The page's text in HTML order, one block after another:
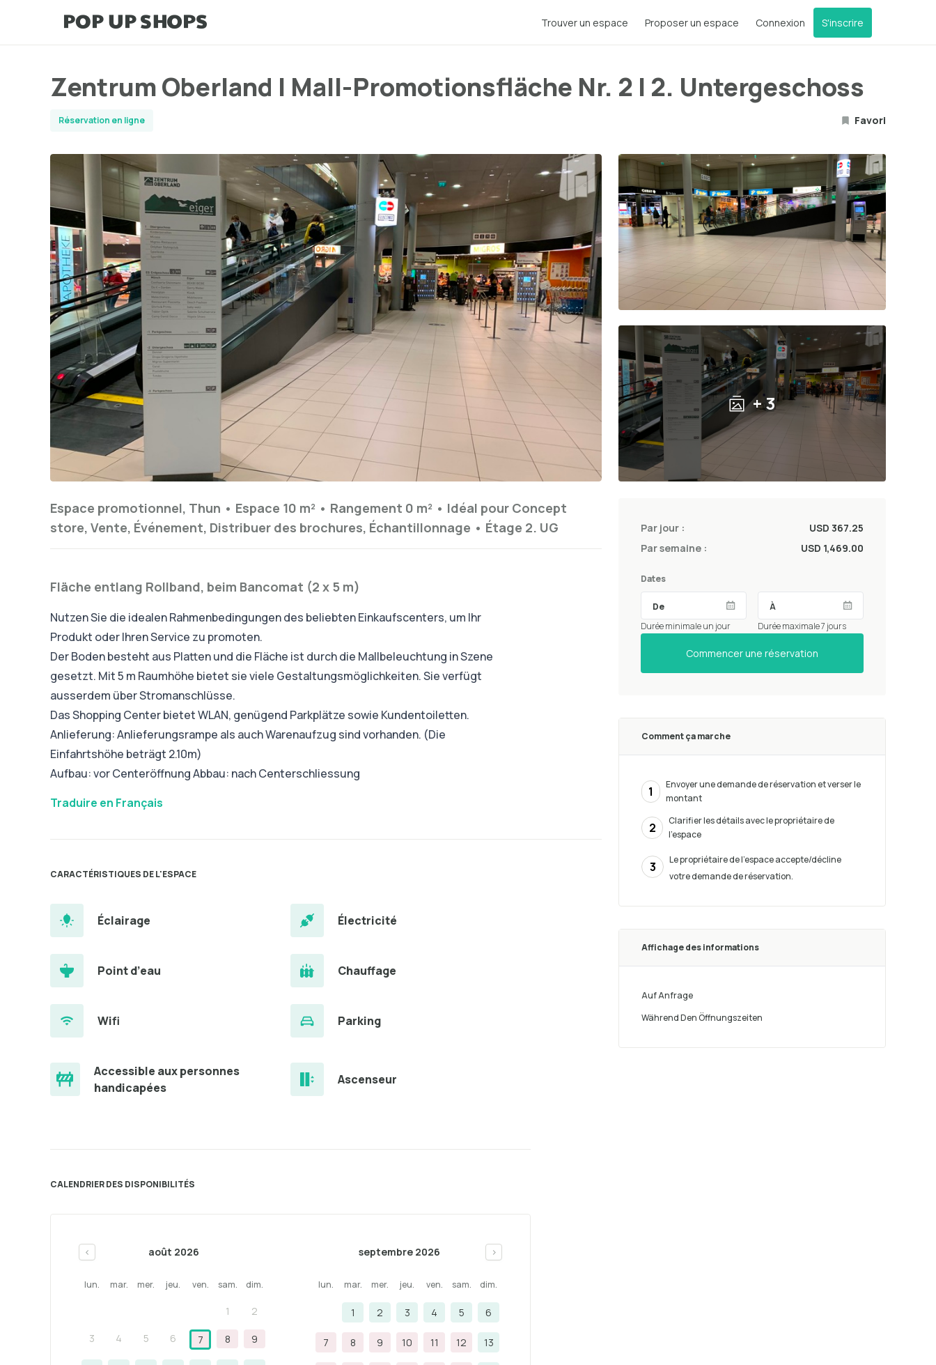
Trouver un espace Proposer un espace Connexion S'inscrire
Zentrum Oberland | Mall-Promotionsfläche Nr. 2 | 2. Untergeschoss
Réservation en ligne Favori
+ 3
Espace promotionnel, Thun • Espace 10 m² • Rangement 0 m² • Idéal pour Concept
store, Vente, Événement, Distribuer des brochures, Échantillonnage • Étage 2. UG
Fläche entlang Rollband, beim Bancomat (2 x 5 m)
Nutzen Sie die idealen Rahmenbedingungen des beliebten Einkaufscenters, um Ihr
Produkt oder Ihren Service zu promoten.
Der Boden besteht aus Platten und die Fläche ist durch die Mallbeleuchtung in Szene
gesetzt. Mit 5 m Raumhöhe bietet sie viele Gestaltungsmöglichkeiten. Sie verfügt
ausserdem über Stromanschlüsse.
Das Shopping Center bietet WLAN, genügend Parkplätze sowie Kundentoiletten.
Anlieferung: Anlieferungsrampe als auch Warenaufzug sind vorhanden. (Die
Einfahrtshöhe beträgt 2.10m)
Aufbau: vor Centeröffnung Abbau: nach Centerschliessung
Traduire en Français
CARACTÉRISTIQUES DE L'ESPACE
Éclairage Électricité
Point d’eau Chauffage
Wifi Parking
Accessible aux personnes
handicapées
Ascenseur
CALENDRIER DES DISPONIBILITÉS
< août 2026
lun. mar. mer. jeu. ven. sam. dim.
1 2
3 4 5 6 7 8 9
septembre 2026 >
lun. mar. mer. jeu. ven. sam. dim.
1 2 3 4 5 6
7 8 9 10 11 12 13
Par jour :
Par semaine :
USD 367.25
USD 1,469.00
Dates
Durée minimale un jour Durée maximale 7 jours
Commencer une réservation
Comment ça marche
1
Envoyer une demande de réservation et verser le
montant
2
Clarifier les détails avec le propriétaire de
l'espace
3
Le propriétaire de l'espace accepte/décline
votre demande de réservation.
Affichage des informations
Auf Anfrage
Während Den Öffnungszeiten